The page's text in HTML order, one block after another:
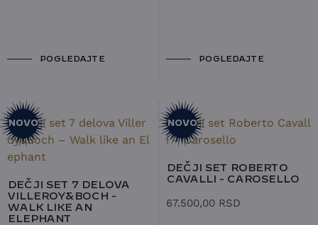
POGLEDAJTE POGLEDAJTE
NOVO
DEČJI SET 7 DELOVA
VILLEROY&BOCH -
WALK LIKE AN
ELEPHANT
NOVO
DEČJI SET ROBERTO
CAVALLI - CAROSELLO
67.500,00 RSD